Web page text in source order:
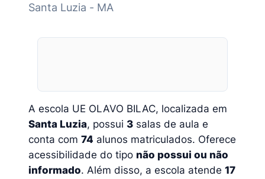
Santa Luzia - MA
A escola UE OLAVO BILAC, localizada em
Santa Luzia, possui 3 salas de aula e
conta com 74 alunos matriculados. Oferece
acessibilidade do tipo não possui ou não
informado. Além disso, a escola atende 17